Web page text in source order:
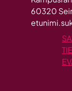
60320